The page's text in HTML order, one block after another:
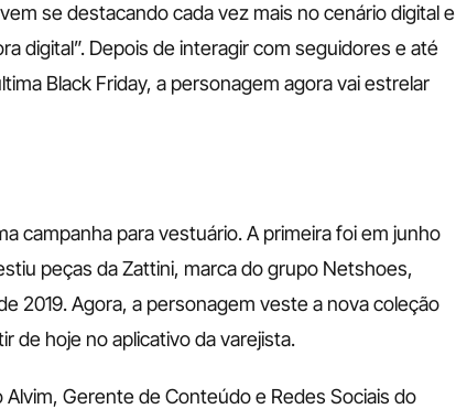
se destacando cada vez mais no cenário digital e
digital”. Depois de interagir com seguidores e até
Black Friday, a personagem agora vai estrelar
campanha para vestuário. A primeira foi em junho
peças da Zattini, marca do grupo Netshoes,
2019. Agora, a personagem veste a nova coleção
de hoje no aplicativo da varejista.
Gerente de Conteúdo e Redes Sociais do